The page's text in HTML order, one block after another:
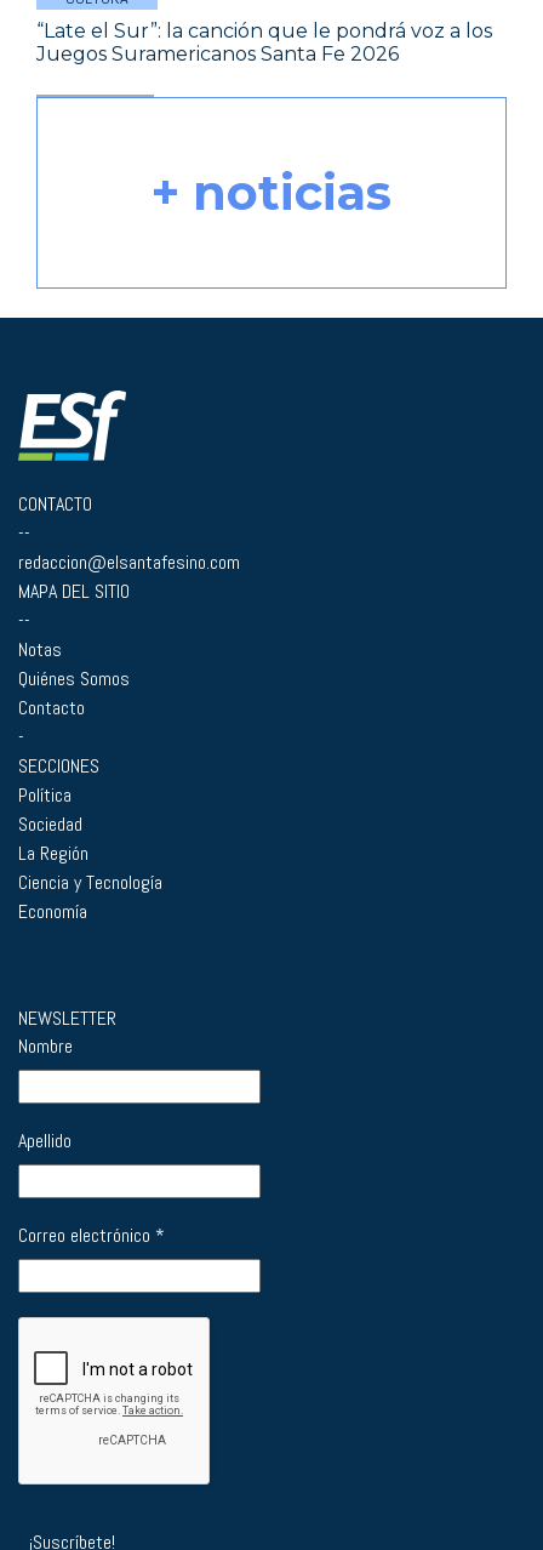
“Late el Sur”: la canción que le pondrá voz a los
Juegos Suramericanos Santa Fe 2026
+ noticias
CONTACTO
--
redaccion@elsantafesino.com
MAPA DEL SITIO
--
Notas
Quiénes Somos
Contacto
-
SECCIONES
Política
Sociedad
La Región
Ciencia y Tecnología
Economía
NEWSLETTER
Nombre
Apellido
Correo electrónico *